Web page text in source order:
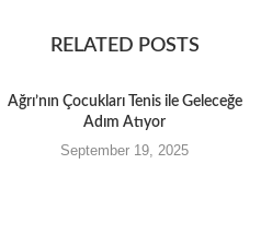
RELATED POSTS
Ağrı’nın Çocukları Tenis ile Geleceğe
Adım Atıyor
September 19, 2025